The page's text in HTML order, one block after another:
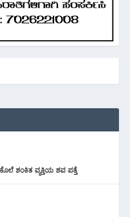
ಶಂಕಿತ ವ್ಯಕ್ತಿಯ ಶವ ಪತ್ತೆ